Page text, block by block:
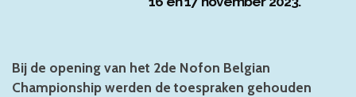
Bij de opening van het 2de Nofon Belgian
Championship werden de toespraken gehouden